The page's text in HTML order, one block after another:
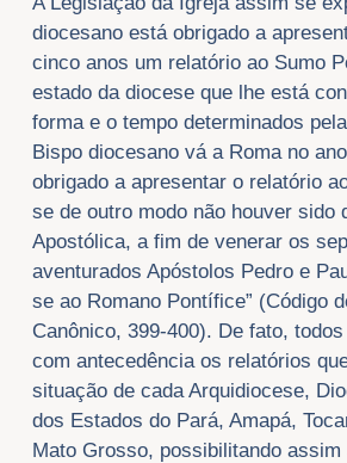
diocesano está obrigado a
cinco anos um relatório ao Sumo
estado da diocese que lhe está
forma e o tempo determinados
Bispo diocesano vá a Roma no
obrigado a apresentar o relatório
se de outro modo não houver sido
Apostólica, a fim de venerar os
aventurados Apóstolos Pedro e
se ao Romano Pontífice” (Código
Canônico, 399-400). De fato,
com antecedência os relatórios
situação de cada Arquidiocese,
dos Estados do Pará, Amapá,
Mato Grosso, possibilitando